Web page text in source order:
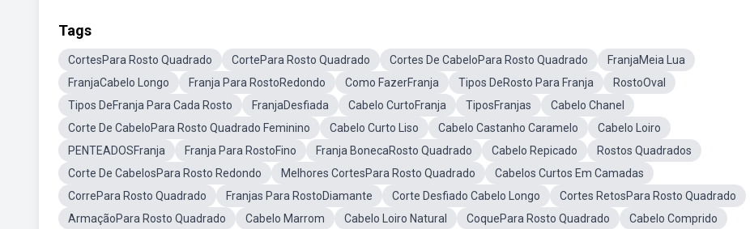
Tags
CortesPara Rosto Quadrado CortePara Rosto Quadrado Cortes De CabeloPara Rosto Quadrado
FranjaMeia Lua
FranjaCabelo Longo
Franja Para RostoRedondo Como FazerFranja Tipos DeRosto Para Franja
RostoOval
Tipos DeFranja Para Cada Rosto
FranjaDesfiada Cabelo CurtoFranja TiposFranjas
Cabelo Chanel
Corte De CabeloPara Rosto Quadrado Feminino
Cabelo Curto Liso Cabelo Castanho Caramelo
Cabelo Loiro
PENTEADOSFranja
Franja Para RostoFino Franja BonecaRosto Quadrado Cabelo Repicado
Rostos Quadrados
Corte De CabelosPara Rosto Redondo
Melhores CortesPara Rosto Quadrado
Cabelos Curtos Em Camadas
CorrePara Rosto Quadrado
Franjas Para RostoDiamante Corte Desfiado Cabelo Longo
Cortes RetosPara Rosto Quadrado
ArmaçãoPara Rosto Quadrado
Cabelo Marrom Cabelo Loiro Natural CoquePara Rosto Quadrado
Cabelo Comprido